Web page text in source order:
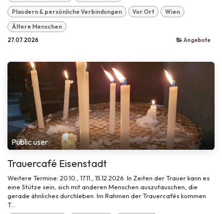
Plaudern & persönliche Verbindungen Vor Ort Wien
Ältere Menschen
27.07.2026 Angebote
Public user
Trauercafé Eisenstadt
Weitere Termine: 20.10., 17.11., 15.12.2026 In Zeiten der Trauer kann es
eine Stütze sein, sich mit anderen Menschen auszutauschen, die
gerade ähnliches durchleben. Im Rahmen der Trauercafés kommen
T...